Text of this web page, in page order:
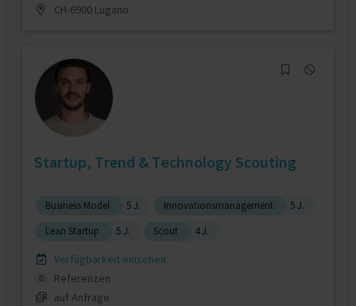
CH-6900 Lugano
Startup, Trend & Technology Scouting
Business Model 5 J. Innovationsmanagement
5 J.
Lean Startup
5 J. Scout 4 J.
Verfügbarkeit einsehen
0
Referenzen
auf Anfrage